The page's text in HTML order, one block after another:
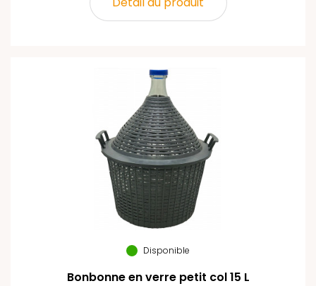
Disponible
Bonbonne en verre petit col 15 L